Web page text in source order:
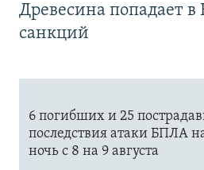
Древесина попадает в
санкций